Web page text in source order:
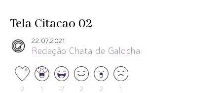
Tela Citacao 02
22.07.2021
Redação Chata de Galocha
2 1 -7 2 2 1